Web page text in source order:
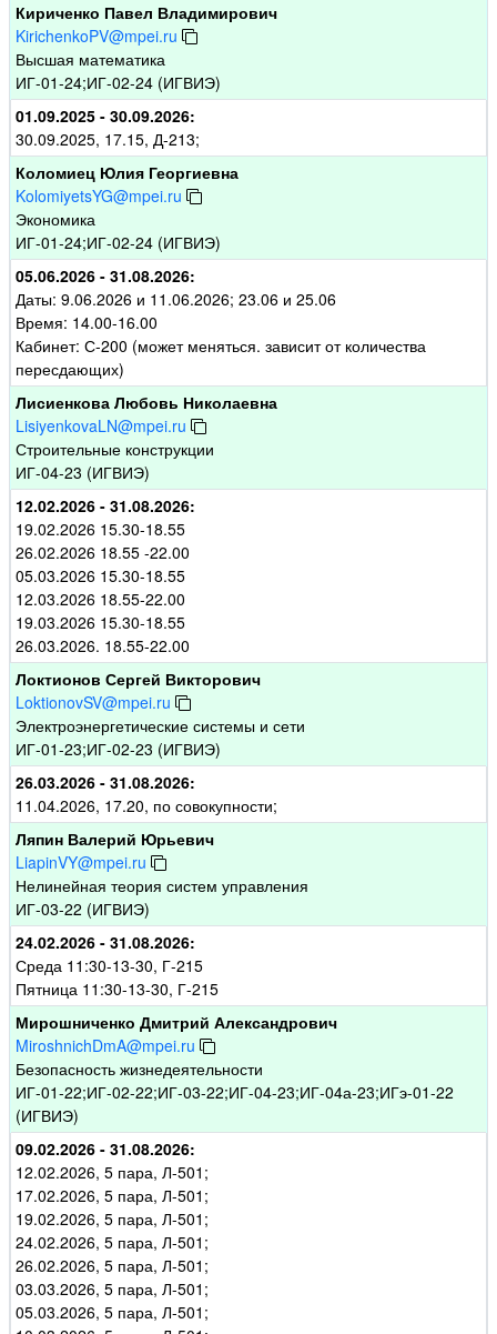
Кириченко Павел Владимирович
KirichenkoPV@mpei.ru
Высшая математика
ИГ-01-24;ИГ-02-24 (ИГВИЭ)
01.09.2025 - 30.09.2026:
30.09.2025, 17.15, Д-213;
Коломиец Юлия Георгиевна
KolomiyetsYG@mpei.ru
Экономика
ИГ-01-24;ИГ-02-24 (ИГВИЭ)
05.06.2026 - 31.08.2026:
Даты: 9.06.2026 и 11.06.2026; 23.06 и 25.06
Время: 14.00-16.00
Кабинет: С-200 (может меняться. зависит от количества
пересдающих)
Лисиенкова Любовь Николаевна
LisiyenkovaLN@mpei.ru
Строительные конструкции
ИГ-04-23 (ИГВИЭ)
12.02.2026 - 31.08.2026:
19.02.2026 15.30-18.55
26.02.2026 18.55 -22.00
05.03.2026 15.30-18.55
12.03.2026 18.55-22.00
19.03.2026 15.30-18.55
26.03.2026. 18.55-22.00
Локтионов Сергей Викторович
LoktionovSV@mpei.ru
Электроэнергетические системы и сети
ИГ-01-23;ИГ-02-23 (ИГВИЭ)
26.03.2026 - 31.08.2026:
11.04.2026, 17.20, по совокупности;
Ляпин Валерий Юрьевич
LiapinVY@mpei.ru
Нелинейная теория систем управления
ИГ-03-22 (ИГВИЭ)
24.02.2026 - 31.08.2026:
Среда 11:30-13-30, Г-215
Пятница 11:30-13-30, Г-215
Мирошниченко Дмитрий Александрович
MiroshnichDmA@mpei.ru
Безопасность жизнедеятельности
ИГ-01-22;ИГ-02-22;ИГ-03-22;ИГ-04-23;ИГ-04а-23;ИГэ-01-22
(ИГВИЭ)
09.02.2026 - 31.08.2026:
12.02.2026, 5 пара, Л-501;
17.02.2026, 5 пара, Л-501;
19.02.2026, 5 пара, Л-501;
24.02.2026, 5 пара, Л-501;
26.02.2026, 5 пара, Л-501;
03.03.2026, 5 пара, Л-501;
05.03.2026, 5 пара, Л-501;